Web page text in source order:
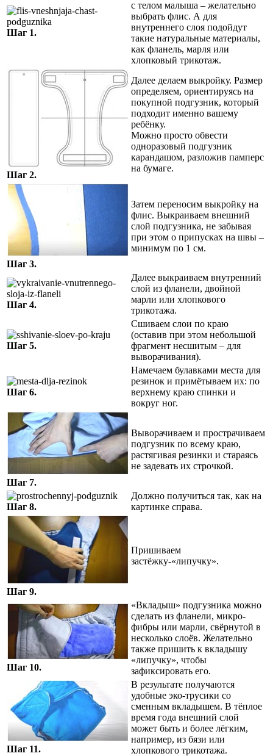
Шаг 1.
с телом малыша – желательно
выбрать флис. А для
внутреннего слоя подойдут
такие натуральные материалы,
как фланель, марля или
хлопковый трикотаж.
Шаг 2.
Далее делаем выкройку. Размер
определяем, ориентируясь на
покупной подгузник, который
подходит именно вашему
ребёнку.
Можно просто обвести
одноразовый подгузник
карандашом, разложив памперс
на бумаге.
Шаг 3.
Затем переносим выкройку на
флис. Выкраиваем внешний
слой подгузника, не забывая
при этом о припусках на швы –
минимум по 1 см.
Шаг 4.
Далее выкраиваем внутренний
слой из фланели, двойной
марли или хлопкового
трикотажа.
Шаг 5.
Сшиваем слои по краю
(оставив при этом небольшой
фрагмент несшитым – для
выворачивания).
Шаг 6.
Намечаем булавками места для
резинок и примётываем их: по
верхнему краю спинки и
вокруг ног.
Шаг 7.
Выворачиваем и прострачиваем
подгузник по всему краю,
растягивая резинки и стараясь
не задевать их строчкой.
Шаг 8.
Должно получиться так, как на
картинке справа.
Шаг 9.
Пришиваем
застёжку-«липучку».
Шаг 10.
«Вкладыш» подгузника можно
сделать из фланели, микро-
фибры или марли, свёрнутой в
несколько слоёв. Желательно
также пришить к вкладышу
«липучку», чтобы
зафиксировать его.
Шаг 11.
В результате получаются
удобные эко-трусики со
сменным вкладышем. В тёплое
время года внешний слой
может быть и более лёгким,
например, из бязи или
хлопкового трикотажа.